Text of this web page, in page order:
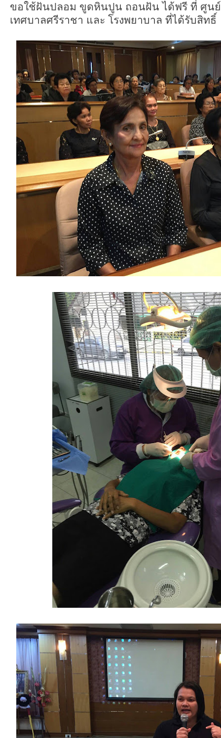
ขอใช้ฝันปลอม ขูดหินปูน ถอนฝัน ได้ฟรี ที่ ศูน
เทศบาลศรีราชา และ โรงพยาบาล ที่ได้รับสิทธิ์